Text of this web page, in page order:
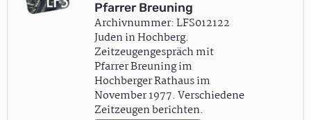
Pfarrer Breuning
Archivnummer: LFS012122
Juden in Hochberg.
Zeitzeugengespräch mit
Pfarrer Breuning im
Hochberger Rathaus im
November 1977. Verschiedene
Zeitzeugen berichten.